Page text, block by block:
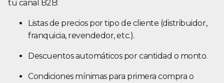
tu canal B2B:
Listas de precios por tipo de cliente (distribuidor,
franquicia, revendedor, etc.).
Descuentos automáticos por cantidad o monto.
Condiciones mínimas para primera compra o